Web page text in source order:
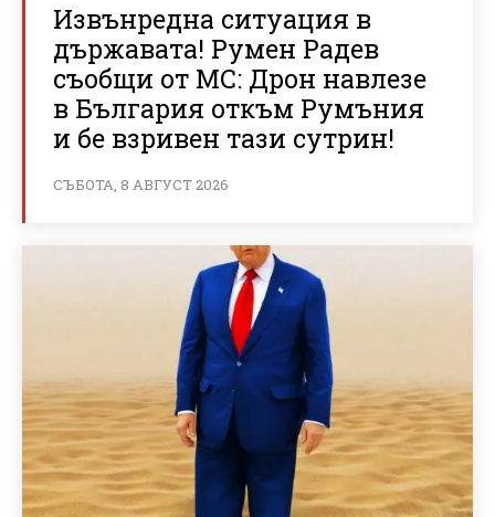
Извънредна ситуация в
държавата! Румен Радев
съобщи от МС: Дрон навлезе
в България откъм Румъния
и бе взривен тази сутрин!
СЪБОТА, 8 АВГУСТ 2026